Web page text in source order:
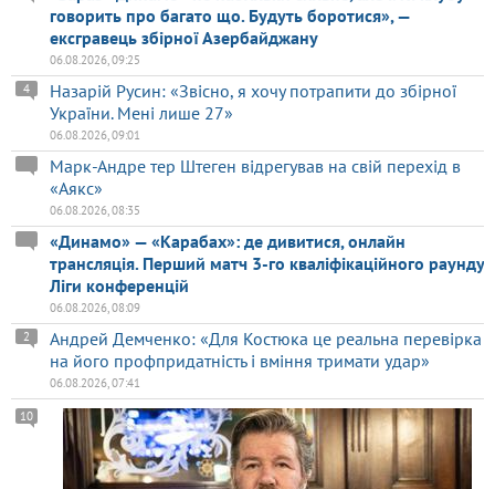
говорить про багато що. Будуть боротися», —
ексгравець збірної Азербайджану
06.08.2026, 09:25
Назарій Русин: «Звісно, я хочу потрапити до збірної
України. Мені лише 27»
4
06.08.2026, 09:01
Марк-Андре тер Штеген відрегував на свій перехід в
«Аякс»
06.08.2026, 08:35
«Динамо» — «Карабах»: де дивитися, онлайн
трансляція. Перший матч 3-го кваліфікаційного раунду
Ліги конференцій
06.08.2026, 08:09
Андрей Демченко: «Для Костюка це реальна перевірка
на його профпридатність і вміння тримати удар»
2
06.08.2026, 07:41
10